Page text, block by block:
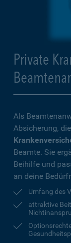
Private
Als
Absicherung,
Beamte. Sie
Beihilfe und
an deine
Umfang des
attraktive